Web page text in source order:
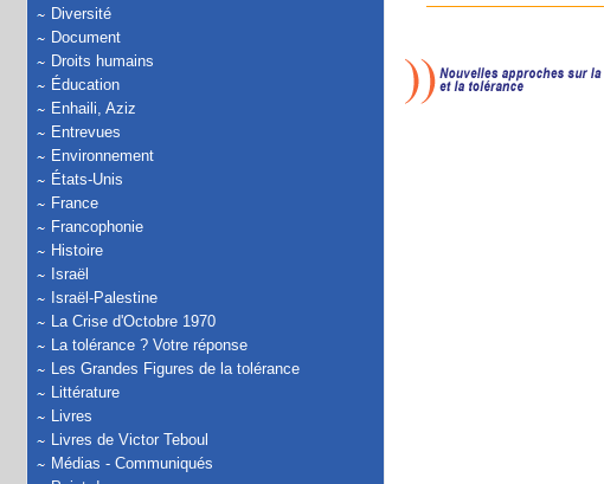
Diversité
Document
Droits humains
Éducation
Enhaili, Aziz
Entrevues
Environnement
États-Unis
France
Francophonie
Histoire
Israël
Israël-Palestine
La Crise d'Octobre 1970
La tolérance ? Votre réponse
Les Grandes Figures de la tolérance
Littérature
Livres
Livres de Victor Teboul
Médias - Communiqués